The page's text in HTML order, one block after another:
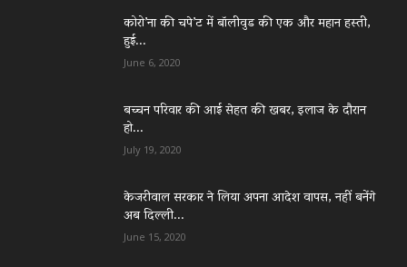
कोरो’ना की चपे’ट में बॉलीवुड की एक और महान हस्ती,
हुई...
June 6, 2020
बच्चन परिवार की आई सेहत की खबर, इलाज के दौरान
हो...
July 19, 2020
केजरीवाल सरकार ने लिया अपना आदेश वापस, नहीं बनेंगे
अब दिल्ली...
June 15, 2020